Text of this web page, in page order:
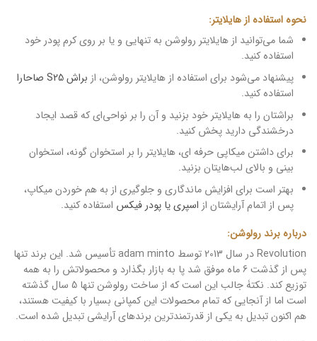
نحوه استفاده از هایلایتر:
شما می‌توانید از هایلایتر رولوشن به تنهایی و یا بر روی کرم پودر خود
استفاده کنید.
پیشنهاد می‌شود برای استفاده از هایلایتر رولوشن، از براش S25 صاحارا
استفاده کنید.
براشتان را به هایلایتر خود بزنید و آن را بر نواحی‌ای که قصد ایجاد
درخشندگی دارید پخش کنید.
برای داشتن میکاپی حرفه ای، هایلایتر را بر استخوان گونه، استخوان
بینی و بالای لب‌هایتان بزنید.
بهتر است برای افزایش ماندگاری و جلوگیری از به هم خوردن میکاپ،
پس از اتمام آرایشتان از اسپری یا پودر فیکس استفاده کنید.
درباره برند رولوشن:
Revolution در سال 2013 توسط adam minto تأسیس شد. این برند تنها
پس از گذشت 6 ماه موفق شد پا به بازار بگذارد و محصولاتش را به همه
توزیع کند. نکتۀ جالب این است که از ساخت رولوشن تنها 5 سال گذشته
است اما از آنجایی که تمام محصولات این کمپانی بسیار با کیفیت هستند،
هم اکنون تبدیل به یکی از قدرتمند‌ترین برندهای آرایشی تبدیل شده است.